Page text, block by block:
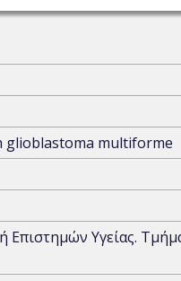
glioblastoma multiforme
Επιστημών Υγείας.